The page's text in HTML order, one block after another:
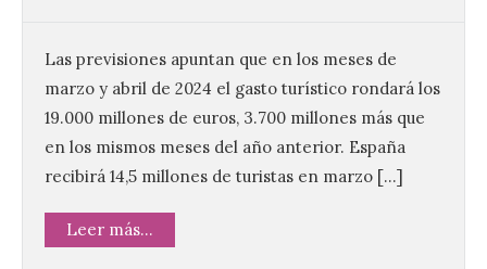
Las previsiones apuntan que en los meses de
marzo y abril de 2024 el gasto turístico rondará los
19.000 millones de euros, 3.700 millones más que
en los mismos meses del año anterior. España
recibirá 14,5 millones de turistas en marzo […]
Leer más...